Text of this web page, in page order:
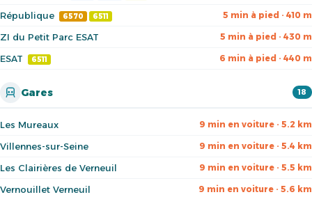
République 6570 6511 5 min à pied · 410 m
ZI du Petit Parc ESAT 5 min à pied · 430 m
ESAT 6511 6 min à pied · 440 m
Gares 18
Les Mureaux 9 min en voiture · 5.2 km
Villennes-sur-Seine 9 min en voiture · 5.4 km
Les Clairières de Verneuil 9 min en voiture · 5.5 km
Vernouillet Verneuil 9 min en voiture · 5.6 km